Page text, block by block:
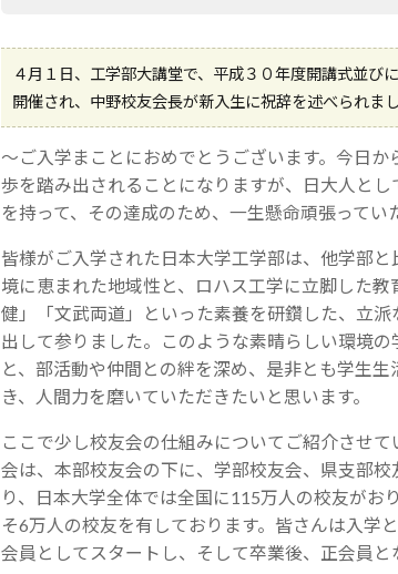
４月１日、工学部大講堂で、平成３０年度開講式並び
開催され、中野校友会長が新入生に祝辞を述べられまし
～ご入学まことにおめでとうございます。今日
歩を踏み出されることになりますが、日大人と
を持って、その達成のため、一生懸命頑張ってい
皆様がご入学された日本大学工学部は、他学部
境に恵まれた地域性と、ロハス工学に立脚した
健」「文武両道」といった素養を研鑽した、立
出して参りました。このような素晴らしい環境の
と、部活動や仲間との絆を深め、是非とも学生
き、人間力を磨いていただきたいと思います。
ここで少し校友会の仕組みについてご紹介させ
会は、本部校友会の下に、学部校友会、県支部
り、日本大学全体では全国に115万人の校友がお
そ6万人の校友を有しております。皆さんは入学
会員としてスタートし、そして卒業後、正会員と